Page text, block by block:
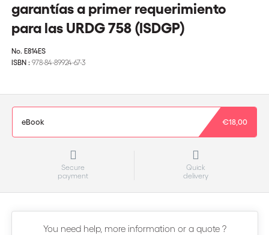
garantías a primer requerimiento
para las URDG 758 (ISDGP)
No. E814ES
ISBN : 978-84-89924-67-3
eBook €18,00
Secure
payment
Quick
delivery
You need help, more information or a quote ?